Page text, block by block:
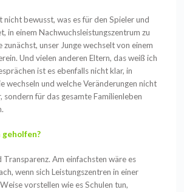
bewusst, was es für den Spieler und
in einem Nachwuchsleistungszentrum zu
zunächst, unser Junge wechselt von einem
Und vielen anderen Eltern, das weiß ich
ist es ebenfalls nicht klar, in
wechseln und welche Veränderungen nicht
sondern für das gesamte Familienleben
geholfen?
Am einfachsten wäre es
wenn sich Leistungszentren in einer
vorstellen wie es Schulen tun,